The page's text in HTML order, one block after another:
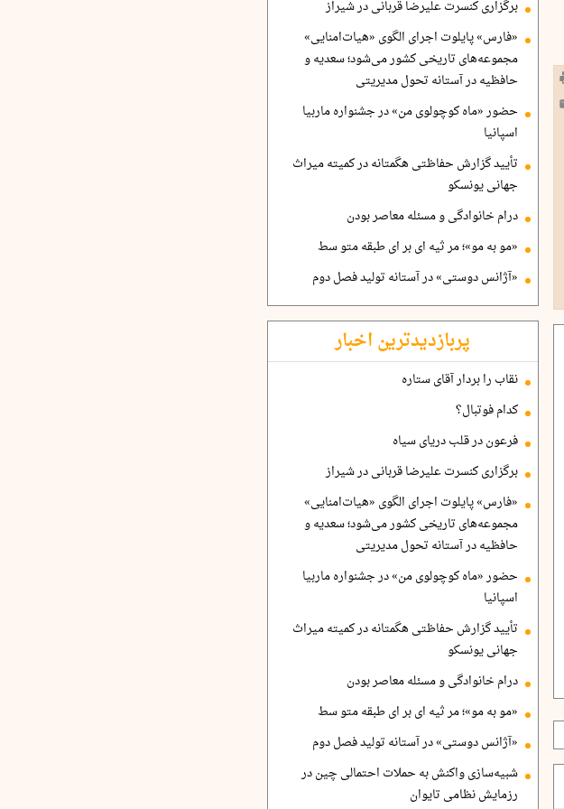
برگزاری کنسرت علیرضا قربانی در شیراز
«فارس» پایلوت اجرای الگوی «هیات‌امنایی»
مجموعه‌های تاریخی کشور می‌شود؛ سعدیه و
حافظیه در آستانه تحول مدیریتی
حضور «ماه کوچولوی من» در جشنواره ماربیا
اسپانیا
تأیید گزارش حفاظتی هگمتانه در کمیته میراث
جهانی یونسکو
درام خانوادگی و مسئله معاصر بودن
«مو به مو»؛ مر ثیه ای بر ای طبقه متو سط
«آژانس دوستی» در آستانه تولید فصل دوم
پربازدیدترین اخبار
نقاب را بردار آقای ستاره
کدام فوتبال؟
فرعون در قلب دریای سیاه
برگزاری کنسرت علیرضا قربانی در شیراز
«فارس» پایلوت اجرای الگوی «هیات‌امنایی»
مجموعه‌های تاریخی کشور می‌شود؛ سعدیه و
حافظیه در آستانه تحول مدیریتی
حضور «ماه کوچولوی من» در جشنواره ماربیا
اسپانیا
تأیید گزارش حفاظتی هگمتانه در کمیته میراث
جهانی یونسکو
درام خانوادگی و مسئله معاصر بودن
«مو به مو»؛ مر ثیه ای بر ای طبقه متو سط
«آژانس دوستی» در آستانه تولید فصل دوم
شبیه‌سازی واکنش به حملات احتمالی چین در
رزمایش نظامی تایوان